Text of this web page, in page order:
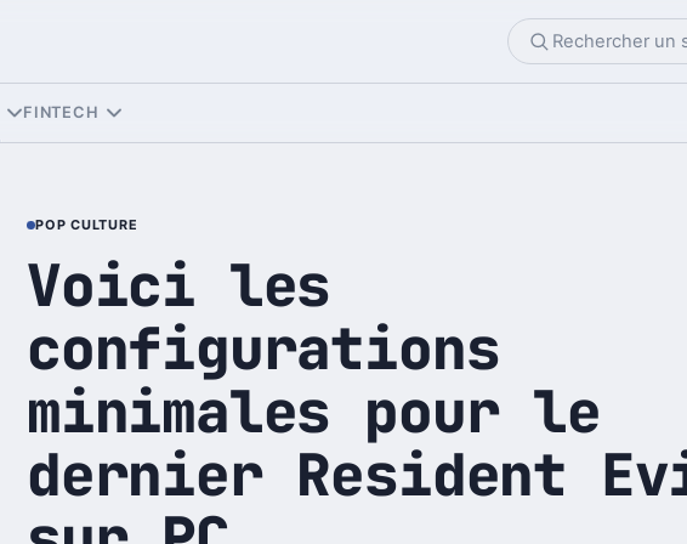
FINTECH
POP CULTURE
Voici les
configurations
minimales pour le
dernier Resident